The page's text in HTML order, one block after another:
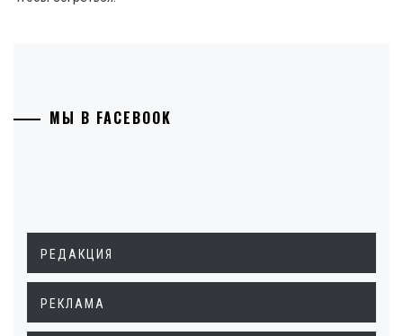
МЫ В FACEBOOK
РЕДАКЦИЯ
РЕКЛАМА